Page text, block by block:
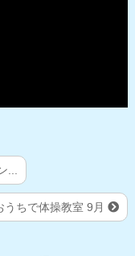
...
うちで体操教室 9月